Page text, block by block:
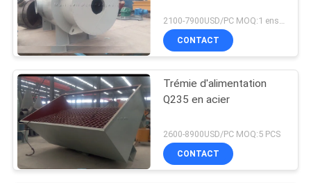
2100-7900USD/PC MOQ:1 ensemble
CONTACT
Trémie d'alimentation
Q235 en acier
2600-8900USD/PC MOQ:5 PCS
CONTACT